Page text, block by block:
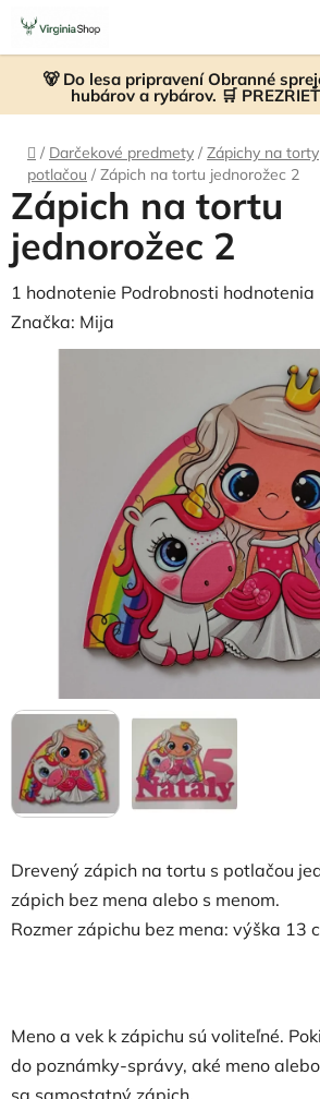
Prejsť
obsah
🐻 Do lesa pripravení Obranné
hubárov a rybárov. 🛒
Domov
/ Darčekové predmety / Zápichy na torty
potlačou / Zápich na tortu jednorožec 2
Drevený zápich na tortu s potlačou
zápich bez mena alebo s menom.
Rozmer zápichu bez mena: výška 13
Meno a vek k zápichu sú voliteľné.
do poznámky-správy, aké meno
sa samostatný zápich.
Zápich na tortu
jednorožec 2
Priemerné
hodnotenie
produktu
1 hodnotenie Podrobnosti hodnotenia
Značka: Mija